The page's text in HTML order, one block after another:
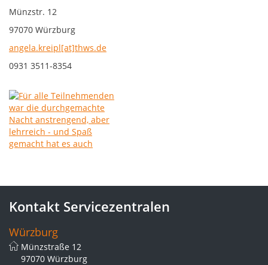
Münzstr. 12
97070 Würzburg
angela.kreipl[at]thws.de
0931 3511-8354
Kontakt Servicezentralen
Würzburg
Münzstraße 12
97070 Würzburg